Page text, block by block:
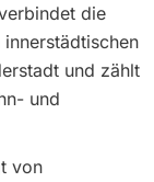
die
und zählt
und
von